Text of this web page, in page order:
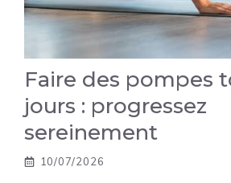
Faire des pompes
jours : progressez
sereinement
10/07/2026